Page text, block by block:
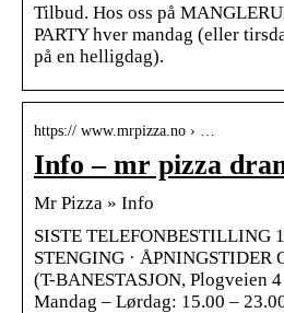
Tilbud. Hos oss på
PARTY hver mandag (eller
på en helligdag).
https:// www.mrpizza.no › …
Info – mr pizza
Mr Pizza » Info
SISTE TELEFONBESTILLING
STENGING · ÅPNINGSTIDER
(T-BANESTASJON, Plogveien
Mandag – Lørdag: 15.00 –